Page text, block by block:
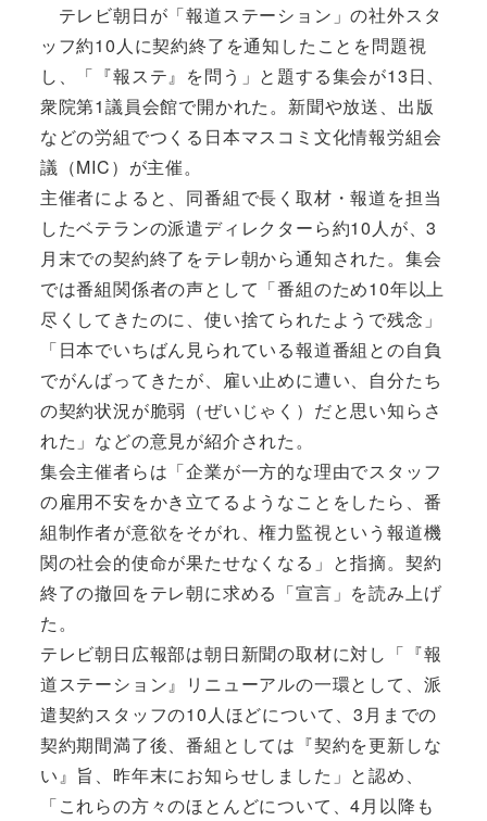
テレビ朝日が「報道ステーション」の社外スタ
ッフ約10人に契約終了を通知したことを問題視
し、「『報ステ』を問う」と題する集会が13日、
衆院第1議員会館で開かれた。新聞や放送、出版
などの労組でつくる日本マスコミ文化情報労組会
議（MIC）が主催。
主催者によると、同番組で長く取材・報道を担当
したベテランの派遣ディレクターら約10人が、3
月末での契約終了をテレ朝から通知された。集会
では番組関係者の声として「番組のため10年以上
尽くしてきたのに、使い捨てられたようで残念」
「日本でいちばん見られている報道番組との自負
でがんばってきたが、雇い止めに遭い、自分たち
の契約状況が脆弱（ぜいじゃく）だと思い知らさ
れた」などの意見が紹介された。
集会主催者らは「企業が一方的な理由でスタッフ
の雇用不安をかき立てるようなことをしたら、番
組制作者が意欲をそがれ、権力監視という報道機
関の社会的使命が果たせなくなる」と指摘。契約
終了の撤回をテレ朝に求める「宣言」を読み上げ
た。
テレビ朝日広報部は朝日新聞の取材に対し「『報
道ステーション』リニューアルの一環として、派
遣契約スタッフの10人ほどについて、3月までの
契約期間満了後、番組としては『契約を更新しな
い』旨、昨年末にお知らせしました」と認め、
「これらの方々のほとんどについて、4月以降も